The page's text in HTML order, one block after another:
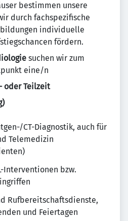
bestimmen unsere
durch fachspezifische
individuelle
fördern.
suchen wir zum
eine/n
oder Teilzeit
CT-Diagnostik, auch für
Telemedizin
Interventionen bzw.
Rufbereitschaftsdienste,
und Feiertagen